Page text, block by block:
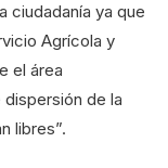
ciudadanía ya que
Agrícola y
el área
de la
libres”.